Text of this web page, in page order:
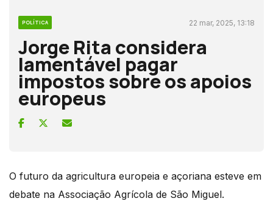
POLÍTICA 22 mar, 2025, 13:18
Jorge Rita considera
lamentável pagar
impostos sobre os apoios
europeus
O futuro da agricultura europeia e açoriana esteve em
debate na Associação Agrícola de São Miguel.